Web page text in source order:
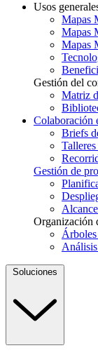
Usos
Mapas
Mapas
Mapas
Gestión del
Matriz
Colaboración
Briefs
Gestión de
Organización
Soluciones